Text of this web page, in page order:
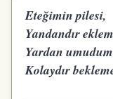
Eteğimin pilesi,
Yandandır
Yardan
Kolaydır